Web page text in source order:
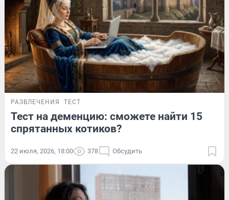
РАЗВЛЕЧЕНИЯ ТЕСТ
Тест на деменцию: сможете найти 15
спрятанных котиков?
22 июля, 2026, 18:00 378 Обсудить